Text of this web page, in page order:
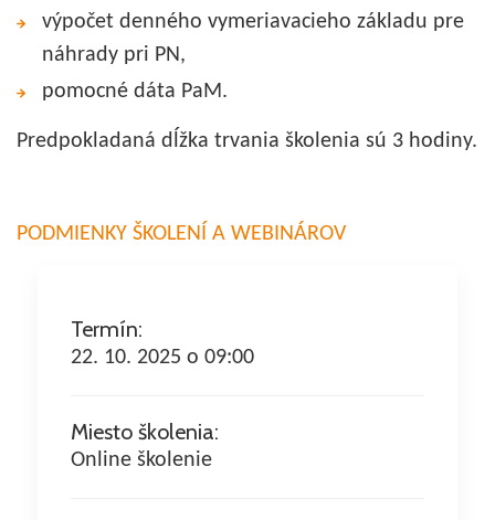
výpočet denného vymeriavacieho základu pre
náhrady pri PN,
pomocné dáta PaM.
Predpokladaná dĺžka trvania školenia sú 3 hodiny.
PODMIENKY ŠKOLENÍ A WEBINÁROV
Termín:
22. 10. 2025 o 09:00
Miesto školenia:
Online školenie